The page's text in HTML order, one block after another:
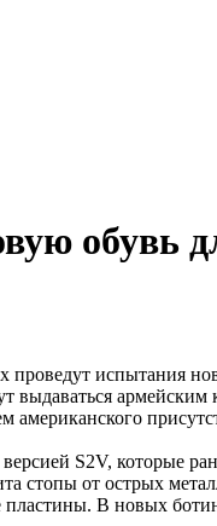
обувь
испытания
выдаваться
американского
версией S2V,
стопы от острых
В новых